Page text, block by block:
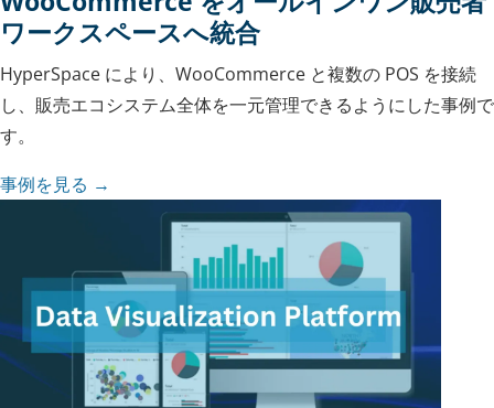
ワークスペースへ統合
HyperSpace により、WooCommerce と複数の POS を接続
し、販売エコシステム全体を一元管理できるようにした事例で
す。
事例を見る →